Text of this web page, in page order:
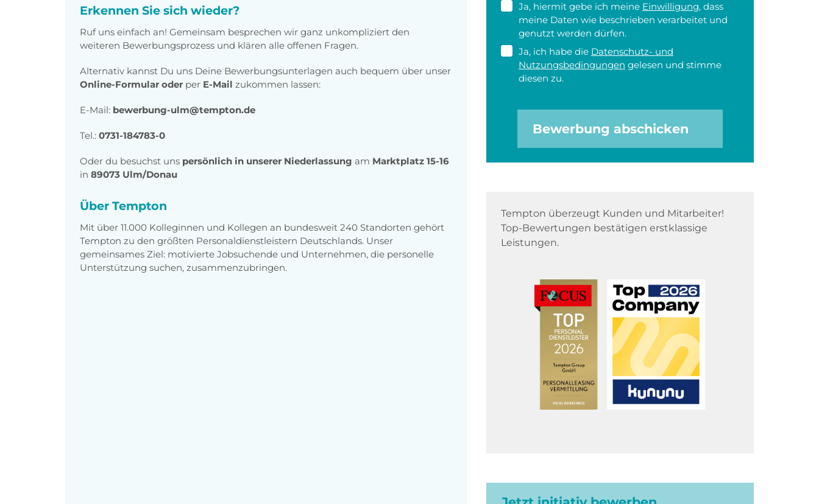
Erkennen Sie sich wieder?
Ruf uns einfach an! Gemeinsam besprechen wir ganz unkompliziert den
weiteren Bewerbungsprozess und klären alle offenen Fragen.
Alternativ kannst Du uns Deine Bewerbungsunterlagen auch bequem über unser
Online-Formular oder per E-Mail zukommen lassen:
E-Mail: bewerbung-ulm@tempton.de
Tel.: 0731-184783-0
Oder du besuchst uns persönlich in unserer Niederlassung am Marktplatz 15-16
in 89073 Ulm/Donau
Über Tempton
Mit über 11.000 Kolleginnen und Kollegen an bundesweit 240 Standorten gehört
Tempton zu den größten Personaldienstleistern Deutschlands. Unser
gemeinsames Ziel: motivierte Jobsuchende und Unternehmen, die personelle
Unterstützung suchen, zusammenzubringen.
Ja, hiermit gebe ich meine Einwilligung, dass
meine Daten wie beschrieben verarbeitet und
genutzt werden dürfen.
Ja, ich habe die Datenschutz- und
Nutzungsbedingungen gelesen und stimme
diesen zu.
Bewerbung abschicken
Tempton überzeugt Kunden und Mitarbeiter!
Top-Bewertungen bestätigen erstklassige
Leistungen.